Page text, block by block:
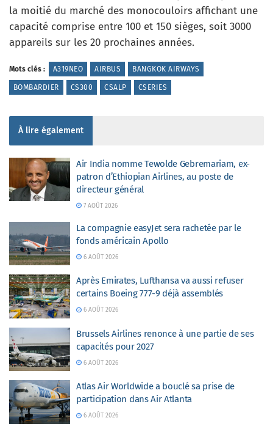
la moitié du marché des monocouloirs affichant une
capacité comprise entre 100 et 150 sièges, soit 3000
appareils sur les 20 prochaines années.
Mots clés : A319NEO AIRBUS BANGKOK AIRWAYS
BOMBARDIER CS300 CSALP CSERIES
À lire également
Air India nomme Tewolde Gebremariam, ex-
patron d’Ethiopian Airlines, au poste de
directeur général
7 AOÛT 2026
La compagnie easyJet sera rachetée par le
fonds américain Apollo
6 AOÛT 2026
Après Emirates, Lufthansa va aussi refuser
certains Boeing 777-9 déjà assemblés
6 AOÛT 2026
Brussels Airlines renonce à une partie de ses
capacités pour 2027
6 AOÛT 2026
Atlas Air Worldwide a bouclé sa prise de
participation dans Air Atlanta
6 AOÛT 2026